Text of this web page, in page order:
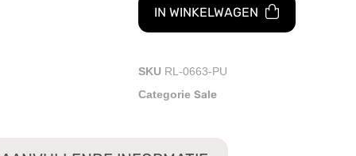
IN WINKELWAGEN
SKU RL-0663-PU
Categorie Sale